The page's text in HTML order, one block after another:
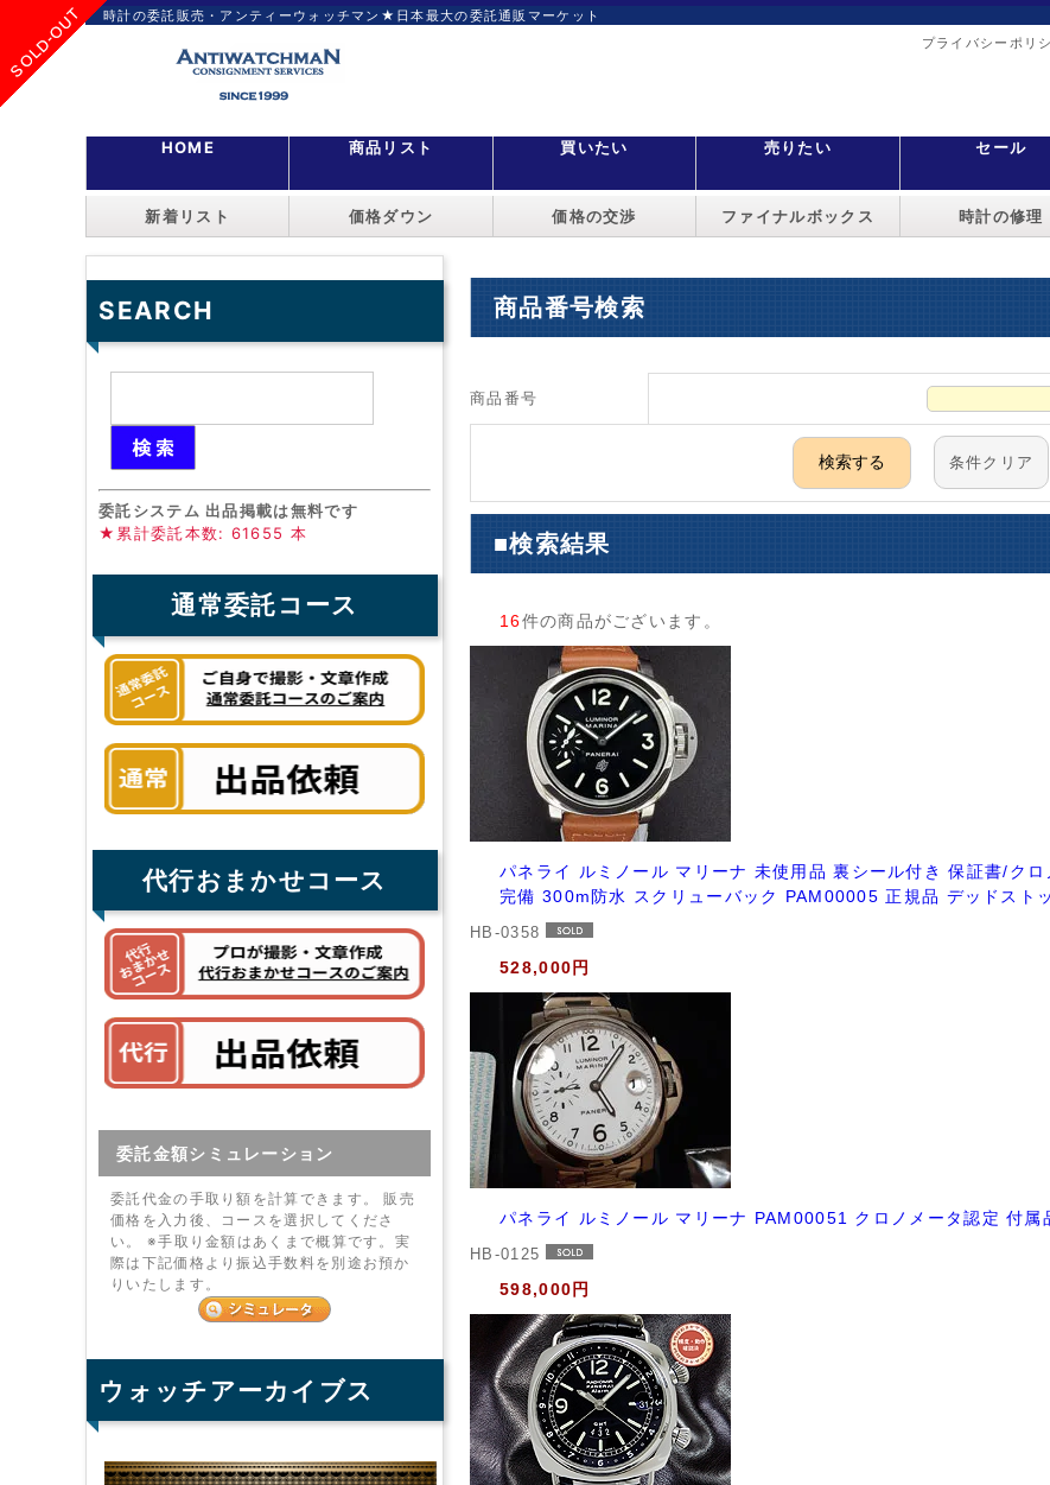
時計の委託販売・アンティーウォッチマン★日本最大の委託通販マーケット
プライバシーポリ
HOME 商品リスト 買いたい 売りたい セール
新着リスト 価格ダウン 価格の交渉 ファイナルボックス 時計の修理
商品番号検索
商品番号
条件クリア
■検索結果
16件の商品がございます。
SOLD-OUT
パネライ ルミノール マリーナ 未使用品 裏シール付き 保証書/ク
完備 300m防水 スクリューバック PAM00005 正規品 デッドスト
HB-0358
528,000円
SOLD-OUT
パネライ ルミノール マリーナ PAM00051 クロノメータ認定 付属
HB-0125
598,000円
SOLD-OUT
SOLD-OUT
SOLD-OUT
SOLD-OUT
SOLD-OUT
SOLD-OUT
SOLD-OUT
SOLD-OUT
SOLD-OUT
SOLD-OUT
SOLD-OUT
SOLD-OUT
SOLD-OUT
SOLD-OUT
SEARCH
委託システム 出品掲載は無料です
★累計委託本数: 61655 本
通常委託コース
代行おまかせコース
委託金額シミュレーション
委託代金の手取り額を計算できます。 販売
価格を入力後、コースを選択してくださ
い。 ※手取り金額はあくまで概算です。実
際は下記価格より振込手数料を別途お預か
りいたします。
ウォッチアーカイブス